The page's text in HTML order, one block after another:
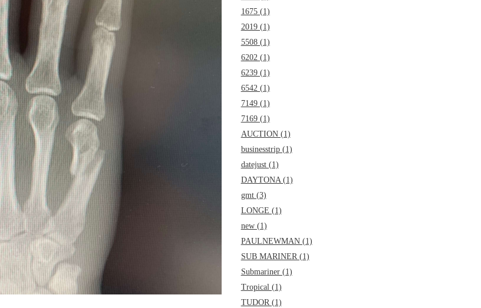
1675 (1)
2019 (1)
5508 (1)
6202 (1)
6239 (1)
6542 (1)
7149 (1)
7169 (1)
AUCTION (1)
businesstrip (1)
datejust (1)
DAYTONA (1)
gmt (3)
LONGE (1)
new (1)
PAULNEWMAN (1)
SUB MARINER (1)
Submariner (1)
Tropical (1)
TUDOR (1)